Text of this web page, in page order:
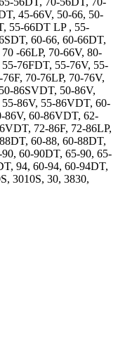
45-66V, 50-66, 50-
55-66DT LP , 55-
60-66, 60-66DT,
-66LP, 70-66V, 80-
76FDT, 55-76V, 55-
70-76LP, 70-76V,
86SVDT, 50-86V,
86V, 55-86VDT, 60-
86V, 60-86VDT, 62-
72-86F, 72-86LP,
60-88, 60-88DT,
60-90DT, 65-90, 65-
94, 60-94, 60-94DT,
3010S, 30, 3830,